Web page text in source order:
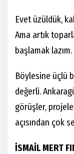
Evet üzüldük,
Ama artık
başlamak lazım.
Böylesine üçlü
değerli.
görüşler,
açısından çok
İSMAİL MERT